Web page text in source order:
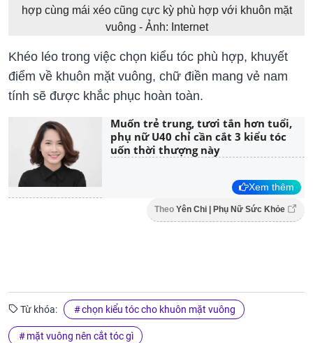
hợp cùng mái xéo cũng cực kỳ phù hợp với khuôn mặt
vuông - Ảnh: Internet
Khéo léo trong việc chọn kiểu tóc phù hợp, khuyết
điểm về khuôn mặt vuông, chữ điền mang vẻ nam
tính sẽ được khắc phục hoàn toàn.
Muốn trẻ trung, tươi tắn hơn tuổi,
phụ nữ U40 chỉ cần cắt 3 kiểu tóc
uốn thời thượng này
Xem thêm
Theo Yên Chi | Phụ Nữ Sức Khỏe
Từ khóa: chọn kiểu tóc cho khuôn mặt vuông
mặt vuông nên cắt tóc gì